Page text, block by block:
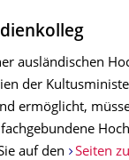
ausländischen
der
ermöglicht,
auf den
Seiten